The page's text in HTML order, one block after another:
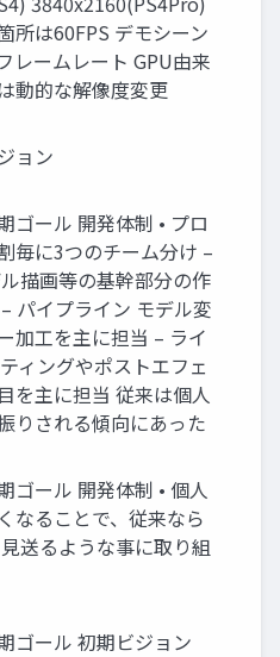
所は60FPS デモシーン
レームレート GPU由来
動的な解像度変更
ョン
ゴール 開発体制 • プロ
毎に3つのチーム分け –
描画等の基幹部分の作
パイプライン モデル変
加工を主に担当 – ライ
ィングやポストエフェ
を主に担当 従来は個人
りされる傾向にあった
ゴール 開発体制 • 個人
なることで、従来なら
送るような事に取り組
ゴール 初期ビジョン